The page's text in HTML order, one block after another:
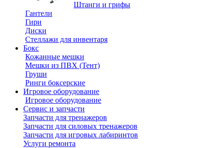
Штанги и грифы
Гантели
Гири
Диски
Стеллажи для инвентаря
Бокс
Кожанные мешки
Мешки из ПВХ (Тент)
Груши
Ринги боксерские
Игровое оборудование
Игровое оборудование
Сервис и запчасти
Запчасти для тренажеров
Запчасти для силовых тренажеров
Запчасти для игровых лабиринтов
Услуги ремонта